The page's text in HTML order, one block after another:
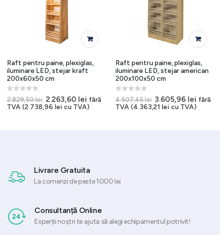
Raft pentru paine, plexiglas,
iluminare LED, stejar kraft
200x60x50 cm
0 out of 5
2.829,50lei Prețul
inițial
2.263,60 leiPrețul
curent
fără
TVA (2.738,96 lei cu TVA)
Raft pentru paine, plexiglas,
iluminare LED, stejar american
200x100x50 cm
0 out of 5
4.507,45lei Prețul
inițial
3.605,96 lei Prețul
fără
TVA (4.363,21 lei cu TVA)
Livrare Gratuita
La comenzi de peste 1000 lei
Consultanță Online
Experții noștri te ajuta să alegi echipamentul potrivit!